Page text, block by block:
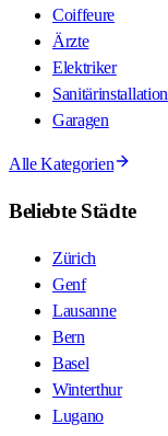
Coiffeure
Ärzte
Elektriker
Sanitärinstallation
Garagen
Alle Kategorien
Beliebte Städte
Zürich
Genf
Lausanne
Bern
Basel
Winterthur
Lugano